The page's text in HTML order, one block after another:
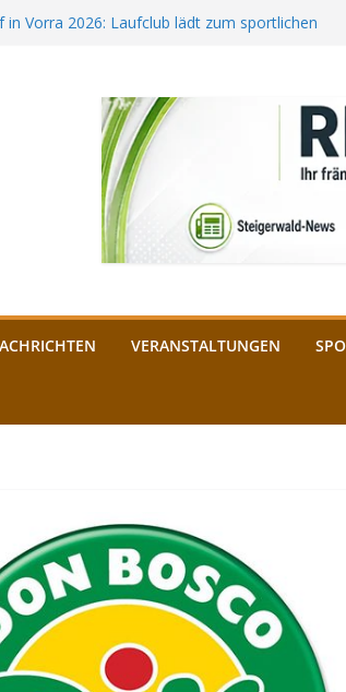
in Vorra 2026: Laufclub lädt zum sportlichen
Kaffee aus Bamberg unterstützt die
startet bald: Das ist heuer geboten
Friedhof in Schlüsselfeld: Kreuzung ab 3.
VERANSTALTUNGEN